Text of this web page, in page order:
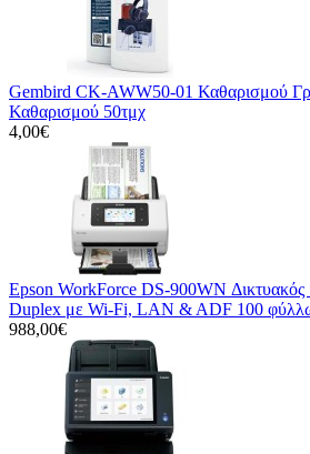
Gembird CK-AWW50-01 Καθαρισμού
Καθαρισμού 50τμχ
4,00€
Epson WorkForce DS-900WN
Duplex με Wi-Fi, LAN & ADF 100
988,00€